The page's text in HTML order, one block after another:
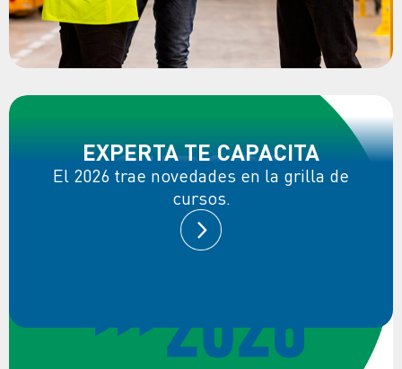
EXPERTA TE CAPACITA
El 2026 trae novedades en la grilla de
cursos.